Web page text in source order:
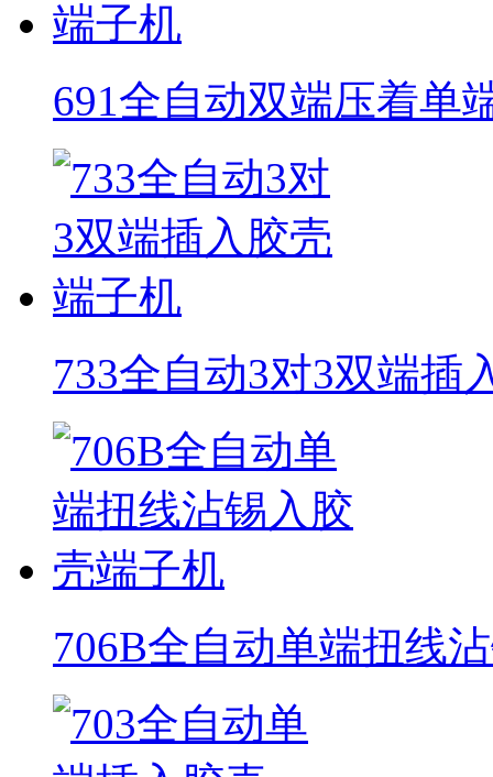
691全自动双端压着单
733全自动3对3双端插
706B全自动单端扭线